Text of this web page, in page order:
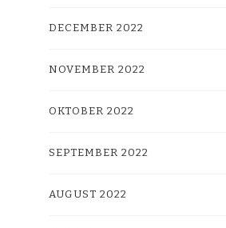
DECEMBER 2022
NOVEMBER 2022
OKTOBER 2022
SEPTEMBER 2022
AUGUST 2022